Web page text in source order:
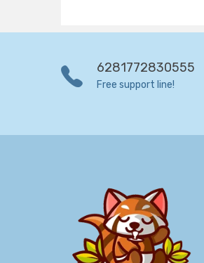
6281772830555
Free support line!